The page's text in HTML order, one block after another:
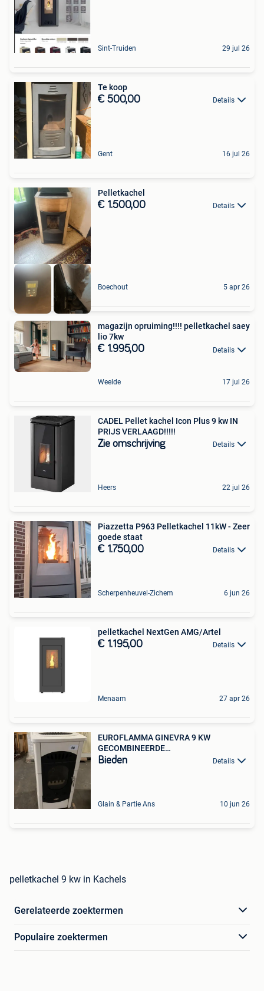
Sint-Truiden 29 jul 26
Te koop
€ 500,00 Details
Gent 16 jul 26
Pelletkachel
€ 1.500,00 Details
Boechout 5 apr 26
magazijn opruiming!!!! pelletkachel saey
lio 7kw
€ 1.995,00 Details
Weelde 17 jul 26
CADEL Pellet kachel Icon Plus 9 kw IN
PRIJS VERLAAGD!!!!!
Zie omschrijving Details
Heers 22 jul 26
Piazzetta P963 Pelletkachel 11kW - Zeer
goede staat
€ 1.750,00 Details
Scherpenheuvel-Zichem 6 jun 26
pelletkachel NextGen AMG/Artel
€ 1.195,00 Details
Menaam 27 apr 26
EUROFLAMMA GINEVRA 9 KW
GECOMBINEERDE
PELLET-/HOUTKACHEL
Bieden Details
Glain & Partie Ans 10 jun 26
pelletkachel 9 kw in Kachels
Gerelateerde zoektermen
Populaire zoektermen